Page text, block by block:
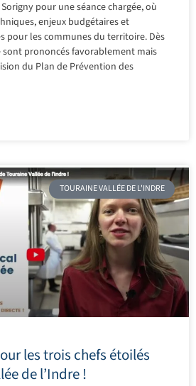
pour une séance chargée, où
enjeux budgétaires et
pour les communes du territoire. Dès
sont prononcés favorablement mais
du Plan de Prévention des
TOURAINE VALLÉE DE L'INDRE
les trois chefs étoilés
de l’Indre !